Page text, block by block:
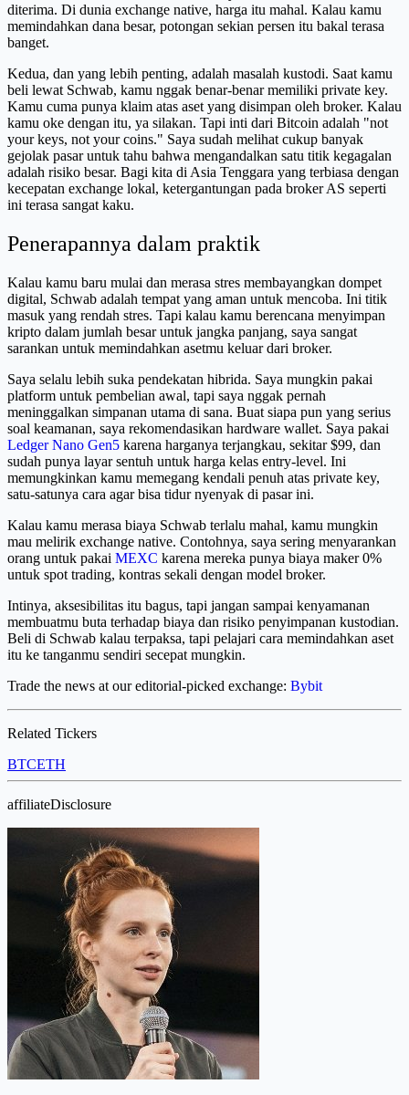
diterima. Di dunia exchange native, harga itu mahal. Kalau kamu
memindahkan dana besar, potongan sekian persen itu bakal terasa
banget.
Kedua, dan yang lebih penting, adalah masalah kustodi. Saat kamu
beli lewat Schwab, kamu nggak benar-benar memiliki private key.
Kamu cuma punya klaim atas aset yang disimpan oleh broker. Kalau
kamu oke dengan itu, ya silakan. Tapi inti dari Bitcoin adalah "not
your keys, not your coins." Saya sudah melihat cukup banyak
gejolak pasar untuk tahu bahwa mengandalkan satu titik kegagalan
adalah risiko besar. Bagi kita di Asia Tenggara yang terbiasa dengan
kecepatan exchange lokal, ketergantungan pada broker AS seperti
ini terasa sangat kaku.
Penerapannya dalam praktik
Kalau kamu baru mulai dan merasa stres membayangkan dompet
digital, Schwab adalah tempat yang aman untuk mencoba. Ini titik
masuk yang rendah stres. Tapi kalau kamu berencana menyimpan
kripto dalam jumlah besar untuk jangka panjang, saya sangat
sarankan untuk memindahkan asetmu keluar dari broker.
Saya selalu lebih suka pendekatan hibrida. Saya mungkin pakai
platform untuk pembelian awal, tapi saya nggak pernah
meninggalkan simpanan utama di sana. Buat siapa pun yang serius
soal keamanan, saya rekomendasikan hardware wallet. Saya pakai
Ledger Nano Gen5 karena harganya terjangkau, sekitar $99, dan
sudah punya layar sentuh untuk harga kelas entry-level. Ini
memungkinkan kamu memegang kendali penuh atas private key,
satu-satunya cara agar bisa tidur nyenyak di pasar ini.
Kalau kamu merasa biaya Schwab terlalu mahal, kamu mungkin
mau melirik exchange native. Contohnya, saya sering menyarankan
orang untuk pakai MEXC karena mereka punya biaya maker 0%
untuk spot trading, kontras sekali dengan model broker.
Intinya, aksesibilitas itu bagus, tapi jangan sampai kenyamanan
membuatmu buta terhadap biaya dan risiko penyimpanan kustodian.
Beli di Schwab kalau terpaksa, tapi pelajari cara memindahkan aset
itu ke tanganmu sendiri secepat mungkin.
Trade the news at our editorial-picked exchange: Bybit
Related Tickers
BTCETH
affiliateDisclosure